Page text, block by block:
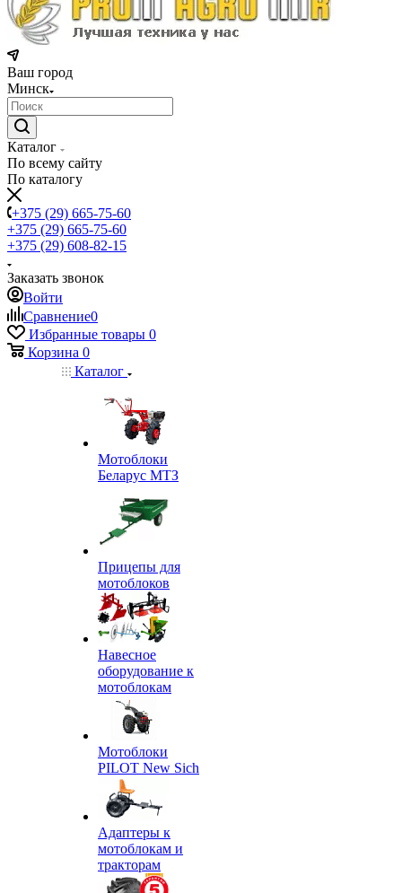
Ваш город
Минск
Каталог
По всему сайту
По каталогу
+375 (29) 665-75-60
+375 (29) 665-75-60
+375 (29) 608-82-15
Заказать звонок
Войти
Сравнение0
Избранные товары 0
Корзина 0
Каталог
Мотоблоки
Беларус МТЗ
Прицепы для
мотоблоков
Навесное
оборудование к
мотоблокам
Мотоблоки
PILOT New Sich
Адаптеры к
мотоблокам и
тракторам